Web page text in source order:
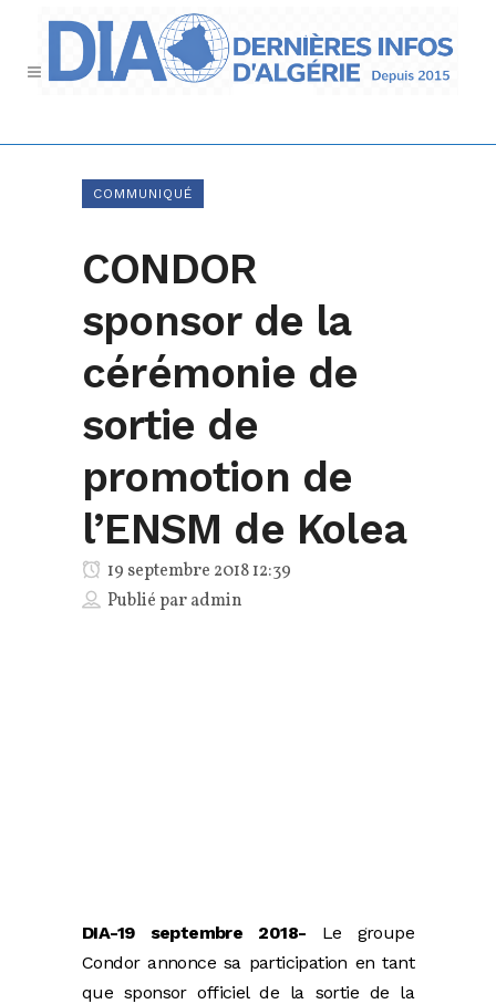
COMMUNIQUÉ
CONDOR
sponsor de la
cérémonie de
sortie de
promotion de
l’ENSM de Kolea
19 septembre 2018 12:39
Publié paradmin
DIA-19 septembre 2018- Le groupe
Condor annonce sa participation en tant
que sponsor officiel de la sortie de la